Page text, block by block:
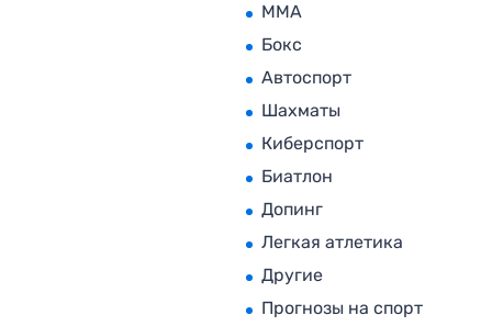
MMA
Бокс
Автоспорт
Шахматы
Киберспорт
Биатлон
Допинг
Легкая атлетика
Другие
Прогнозы на спорт